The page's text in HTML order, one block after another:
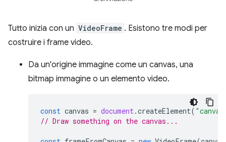
Tutto inizia con un VideoFrame . Esistono tre modi per
costruire i frame video.
Da un'origine immagine come un canvas, una
bitmap immagine o un elemento video.
const canvas = document .createElement(
// Draw something on the canvas...